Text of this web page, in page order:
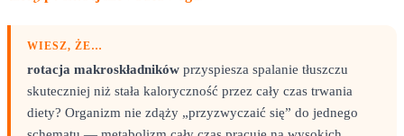
WIESZ, ŻE…
rotacja makroskładników przyspiesza spalanie tłuszczu
skuteczniej niż stała kaloryczność przez cały czas trwania
diety? Organizm nie zdąży „przyzwyczaić się” do jednego